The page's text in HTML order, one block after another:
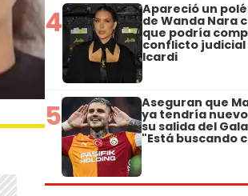
4 Apareció un
de Wanda Nara
que podría
conflicto judicial
Icardi
5 Aseguran que
ya tendría
su salida del
"Está buscando